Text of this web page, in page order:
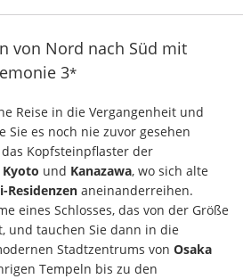
von Nord nach Süd mit
3*
Reise in die Vergangenheit und
Sie es noch nie zuvor gesehen
Kopfsteinpflaster der
Kyoto und Kanazawa, wo sich alte
Residenzen aneinanderreihen.
eines Schlosses, das von der Größe
und tauchen Sie dann in die
Stadtzentrums von Osaka
Tempeln bis zu den